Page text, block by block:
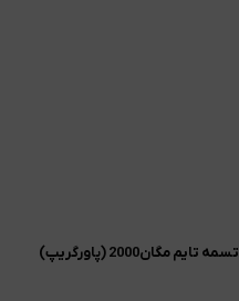
تسمه تايم مگان2000 (پاورگريپ)